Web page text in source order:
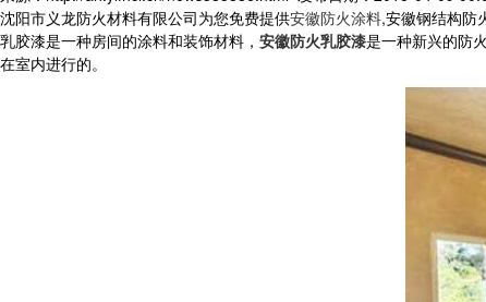
沈阳市义龙防火材料有限公司为您免费提供安徽防火涂料,安徽钢结构防
乳胶漆是一种房间的涂料和装饰材料， 安徽防火乳胶漆是一种新兴的防
在室内进行的。